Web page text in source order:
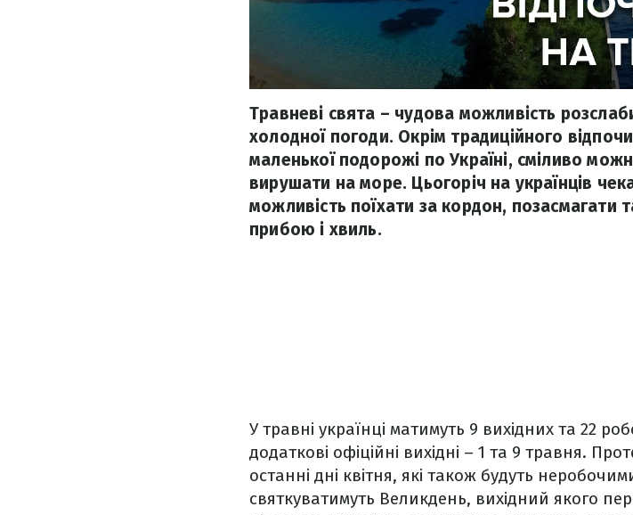
Травневі свята – чудова можливість
холодної погоди. Окрім традиційного
маленької подорожі по Україні, сміливо
вирушати на море. Цьогоріч на українців
можливість поїхати за кордон, позасмагати
прибою і хвиль.
У травні українці матимуть 9 вихідних та 22
додаткові офіційні вихідні – 1 та 9 травня.
останні дні квітня, які також будуть
святкуватимуть Великдень, вихідний якого